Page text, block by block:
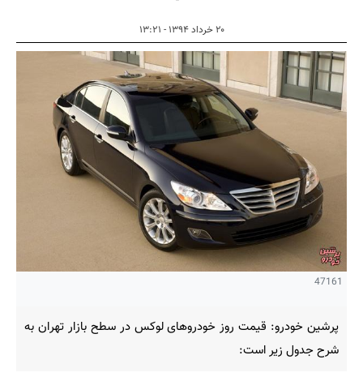
۲۰ خرداد ۱۳۹۴ - ۱۳:۲۱
47161
پرشین خودرو: قیمت روز خودروهای لوکس در سطح بازار تهران به
شرح جدول زیر است: